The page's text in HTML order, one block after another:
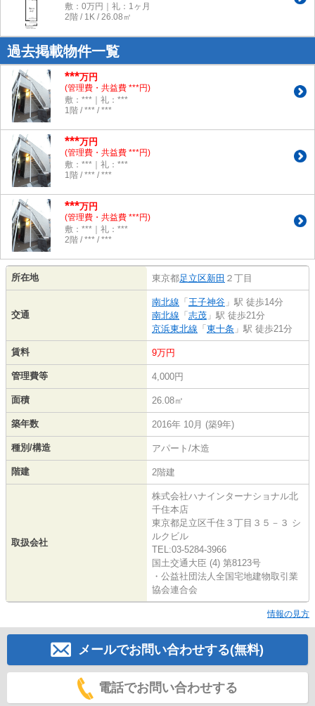
敷：0万円｜礼：1ヶ月
2階 / 1K / 26.08㎡
過去掲載物件一覧
***万円
(管理費・共益費 ***円)
敷：***｜礼：***
1階 / *** / ***
***万円
(管理費・共益費 ***円)
敷：***｜礼：***
1階 / *** / ***
***万円
(管理費・共益費 ***円)
敷：***｜礼：***
2階 / *** / ***
所在地 東京都足立区新田 ２丁目
交通
南北線 「王子神谷 」駅 徒歩14分
南北線 「志茂 」駅 徒歩21分
京浜東北線 「東十条 」駅 徒歩21分
賃料 9万円
管理費等 4,000円
面積 26.08㎡
築年数 2016年 10月 (築9年)
種別/構造 アパート/木造
階建 2階建
取扱会社
株式会社ハナインターナショナル北
千住本店
東京都足立区千住３丁目３５－３ シ
ルクビル
TEL:03-5284-3966
国土交通大臣 (4) 第8123号
・公益社団法人全国宅地建物取引業
協会連合会
情報の見方
メールでお問い合わせする(無料)
電話でお問い合わせする